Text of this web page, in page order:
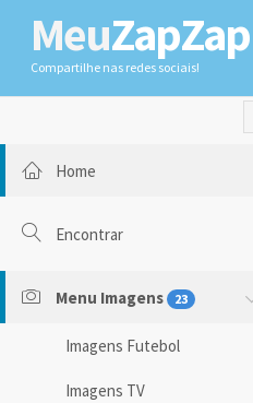
MeuZapZap
Compartilhe nas redes sociais!
Home
Encontrar
Menu Imagens 23
Imagens Futebol
Imagens TV